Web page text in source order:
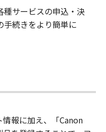
種サービスの申込・決
手続きをより簡単に
報に加え、「Canon